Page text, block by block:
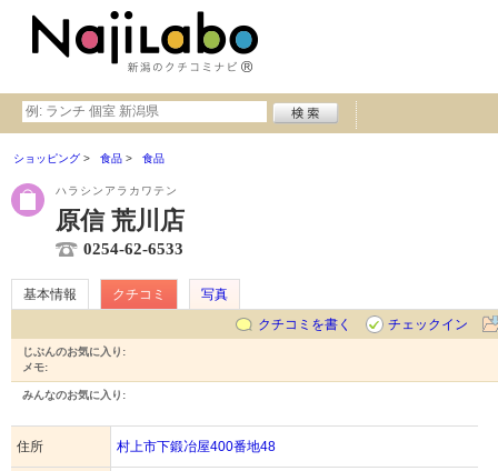
ショッピング 食品 食品
ハラシンアラカワテン
原信 荒川店
0254-62-6533
基本情報 クチコミ
写真
クチコミを書く
チェックイン
じぶんのお気に入り:
メモ:
みんなのお気に入り:
住所 村上市下鍛冶屋400番地48